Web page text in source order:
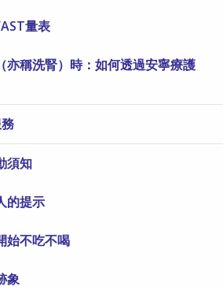
量表
亦稱洗腎）時：如何透過安寧療護
須知
的提示
始不吃不喝
象